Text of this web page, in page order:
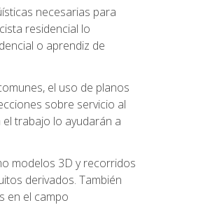
necesarias para
residencial lo
o aprendiz de
el uso de planos
sobre servicio al
trabajo lo ayudarán a
modelos 3D y recorridos
derivados. También
en el campo